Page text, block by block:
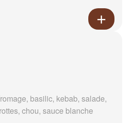
basilic, kebab, salade,
chou, sauce blanche